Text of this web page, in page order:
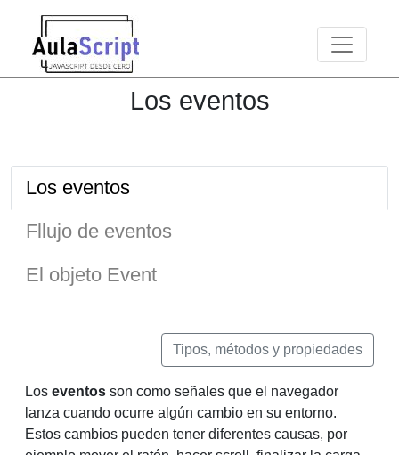
Toggle
Los eventos
Los eventos
Fllujo de eventos
El objeto Event
Tipos, métodos y propiedades
Los eventos son como señales que el navegador
lanza cuando ocurre algún cambio en su entorno.
Estos cambios pueden tener diferentes causas, por